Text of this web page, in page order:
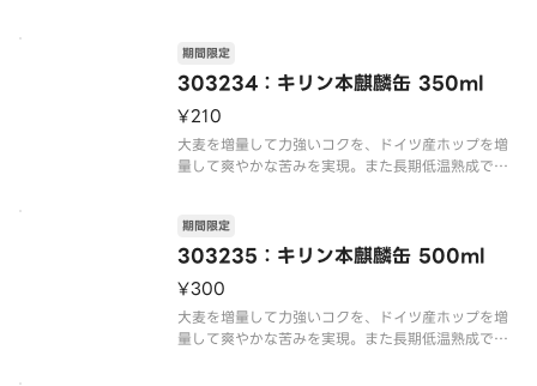
イエルン産アロマホップを一部使用しさらに両ブラ
ンドの仕込方法であるダブルデコクション法を採用
しました。サッポロビール二大ブランドである黒ラ
ベルとエビスの
303234：キリン本麒麟缶 350ml
期間限定
¥210
大麦を増量して力強いコクを、ドイツ産ホップを増
量して爽やかな苦みを実現。また長期低温熟成で焦
力強いコクと飲みごたえが味わえる、麒麟の最高品
質をぜひお楽しみください。
303235：キリン本麒麟缶 500ml
期間限定
¥300
大麦を増量して力強いコクを、ドイツ産ホップを増
量して爽やかな苦みを実現。また長期低温熟成で焦